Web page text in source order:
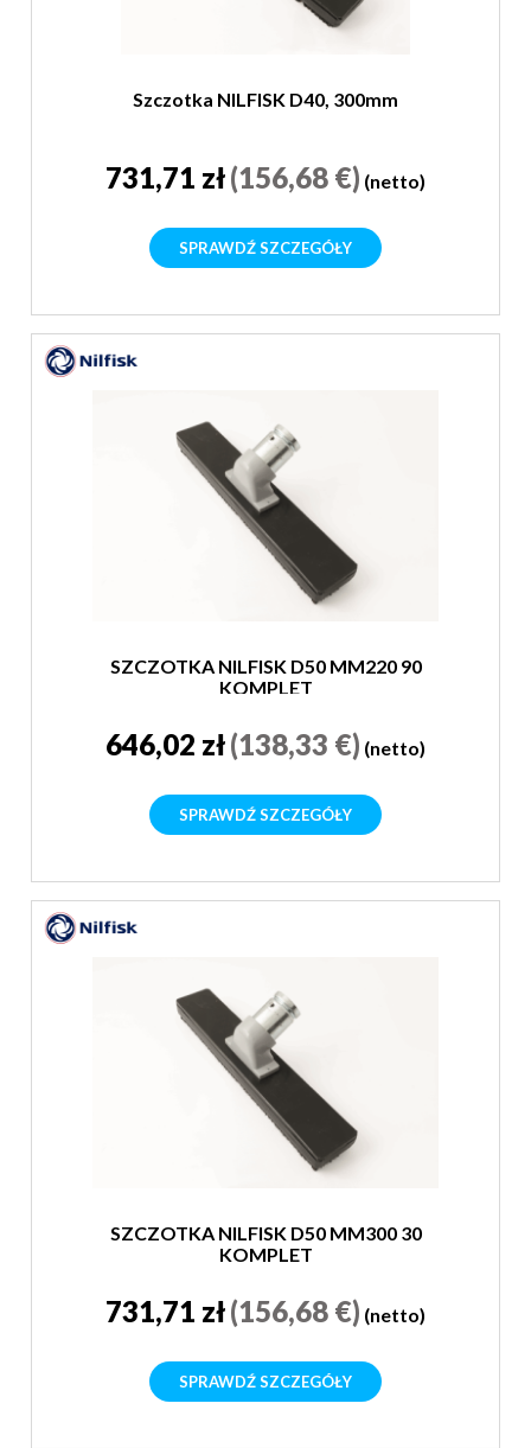
Szczotka NILFISK D40, 300mm
731,71 zł(156,68 €) (netto)
SPRAWDŹ SZCZEGÓŁY
SZCZOTKA NILFISK D50 MM220 90
KOMPLET
646,02 zł(138,33 €) (netto)
SPRAWDŹ SZCZEGÓŁY
SZCZOTKA NILFISK D50 MM300 30
KOMPLET
731,71 zł(156,68 €) (netto)
SPRAWDŹ SZCZEGÓŁY